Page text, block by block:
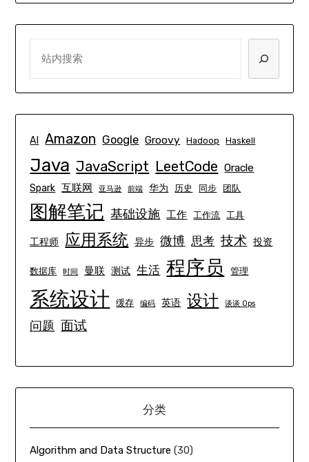
AI Amazon Google Groovy Hadoop Haskell
Java JavaScript LeetCode Oracle
Spark 互联网 亚马逊 前端 华为 历史 同步 团队
图解笔记 基础设施 工作 工作流 工具
工程师 应用系统 异步 微博 思考 技术 投资
数据库 时间 曼联 测试 生活 程序员 管理
系统设计 缓存 编码 英语 设计 谈谈 Ops
问题 面试
分类
Algorithm and Data Structure (30)